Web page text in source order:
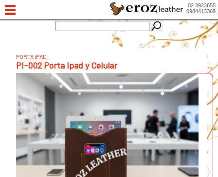
02 3923655
0984413369
PORTA iPAD:
PI-002 Porta Ipad y Celular